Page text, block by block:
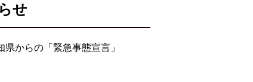
せ
からの「緊急事態宣言」